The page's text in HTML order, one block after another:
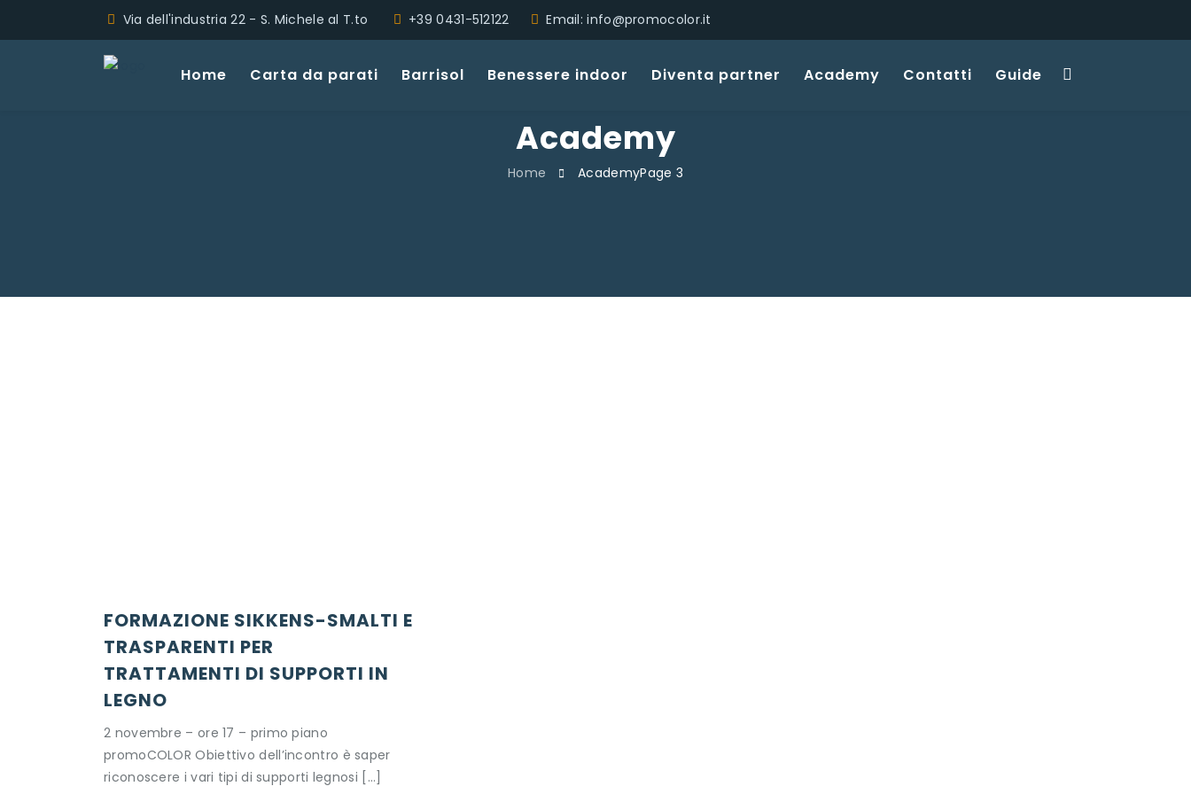
Via dell'industria 22 - S. Michele al T.to +39 0431-512122 Email: info@promocolor.it
Home Carta da parati Barrisol Benessere indoor Diventa partner Academy Contatti Guide
Academy
Home AcademyPage 3
FORMAZIONE SIKKENS-SMALTI E
TRASPARENTI PER
TRATTAMENTI DI SUPPORTI IN
LEGNO
2 novembre – ore 17 – primo piano
promoCOLOR Obiettivo dell’incontro è saper
riconoscere i vari tipi di supporti legnosi […]